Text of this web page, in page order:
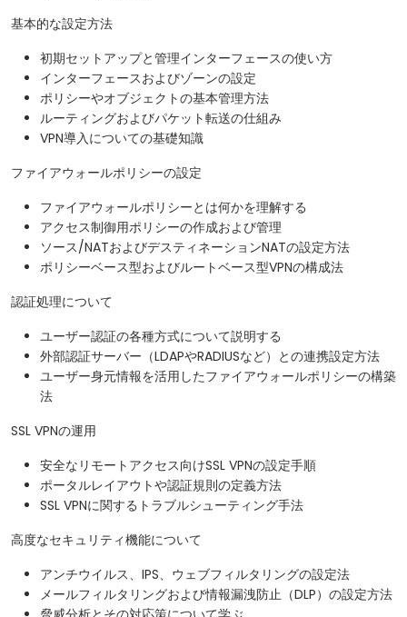
基本的な設定方法
初期セットアップと管理インターフェースの使い方
インターフェースおよびゾーンの設定
ポリシーやオブジェクトの基本管理方法
ルーティングおよびパケット転送の仕組み
VPN導入についての基礎知識
ファイアウォールポリシーの設定
ファイアウォールポリシーとは何かを理解する
アクセス制御用ポリシーの作成および管理
ソース/NATおよびデスティネーションNATの設定方法
ポリシーベース型およびルートベース型VPNの構成法
認証処理について
ユーザー認証の各種方式について説明する
外部認証サーバー（LDAPやRADIUSなど）との連携設定方法
ユーザー身元情報を活用したファイアウォールポリシーの構築
法
SSL VPNの運用
安全なリモートアクセス向けSSL VPNの設定手順
ポータルレイアウトや認証規則の定義方法
SSL VPNに関するトラブルシューティング手法
高度なセキュリティ機能について
アンチウイルス、IPS、ウェブフィルタリングの設定法
メールフィルタリングおよび情報漏洩防止（DLP）の設定方法